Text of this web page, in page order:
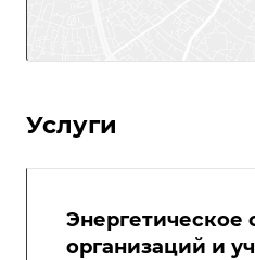
Услуги
Энергетическое
организаций и